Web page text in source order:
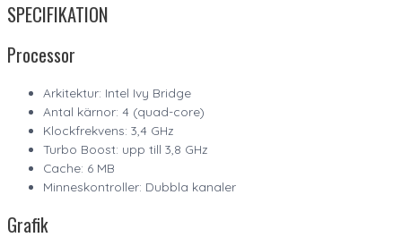
SPECIFIKATION
Processor
Arkitektur: Intel Ivy Bridge
Antal kärnor: 4 (quad-core)
Klockfrekvens: 3,4 GHz
Turbo Boost: upp till 3,8 GHz
Cache: 6 MB
Minneskontroller: Dubbla kanaler
Grafik